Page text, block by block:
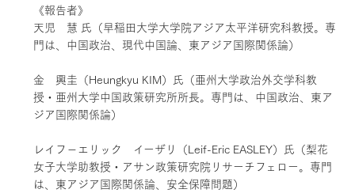
《報告者》
天児 慧 氏（早稲田大学大学院アジア太平洋研究科教授。専
門は、中国政治、現代中国論、東アジア国際関係論）
金 興圭（Heungkyu KIM）氏（亜州大学政治外交学科教
授・亜州大学中国政策研究所所長。専門は、中国政治、東ア
ジア国際関係論）
レイフ－エリック イーザリ（Leif-Eric EASLEY）氏（梨花
女子大学助教授・アサン政策研究院リサーチフェロー。専門
は、東アジア国際関係論、安全保障問題）